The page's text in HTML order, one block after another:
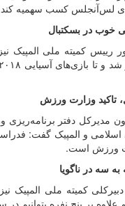
لس‌آنجلس کسب سهمیه
خوب در بسکتبال
رییس کمیته ملی المپیک
تاکید وزارت ورزش
مدیرکل دفتر برنامه‌ریزی
اسلامی و المپیک گفت:
ورزش است.
سه در ناگویا
علاوه بر پنج نفره بتوانیم